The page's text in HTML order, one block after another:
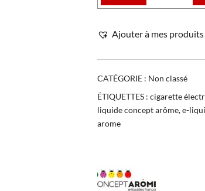
Ajouter à mes
CATÉGORIE : Non classé
ÉTIQUETTES : cigarette
liquide concept arôme,e-
arome